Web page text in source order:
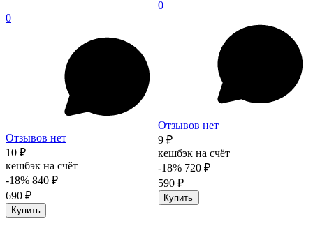
0
Отзывов нет
10 ₽
кешбэк на счёт
-18% 840 ₽
690 ₽
Купить
0
Отзывов нет
9 ₽
кешбэк на счёт
-18% 720 ₽
590 ₽
Купить